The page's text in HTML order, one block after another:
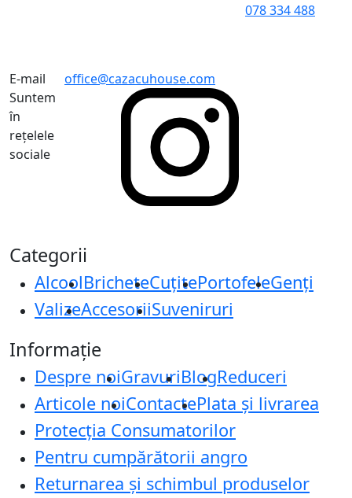
078 334 488
E-mail
office@cazacuhouse.com
Suntem
în
rețelele
sociale
Categorii
AlcoolBricheteCuțitePortofeleGenți
ValizeAccesoriiSuveniruri
Informație
Despre noiGravuriBlogReduceri
Articole noiContactePlata și livrarea
Protecţia Consumatorilor
Pentru cumpărătorii angro
Returnarea și schimbul produselor